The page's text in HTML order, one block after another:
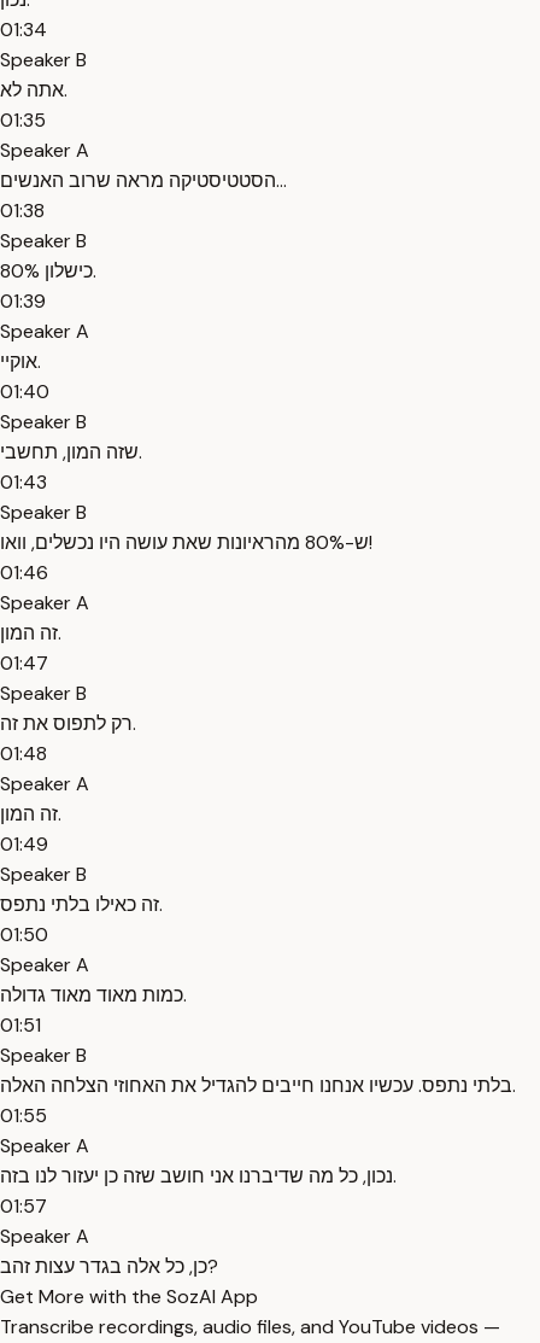
01:34
Speaker B
אתה לא.
01:35
Speaker A
הסטטיסטיקה מראה שרוב האנשים...
01:38
Speaker B
80% כישלון.
01:39
Speaker A
אוקיי.
01:40
Speaker B
שזה המון, תחשבי.
01:43
Speaker B
ש-80% מהראיונות שאת עושה היו נכשלים, וואו!
01:46
Speaker A
זה המון.
01:47
Speaker B
רק לתפוס את זה.
01:48
Speaker A
זה המון.
01:49
Speaker B
זה כאילו בלתי נתפס.
01:50
Speaker A
כמות מאוד מאוד גדולה.
01:51
Speaker B
בלתי נתפס. עכשיו אנחנו חייבים להגדיל את האחוזי הצלחה האלה.
01:55
Speaker A
נכון, כל מה שדיברנו אני חושב שזה כן יעזור לנו בזה.
01:57
Speaker A
כן, כל אלה בגדר עצות זהב?
Get More with the SozAI App
Transcribe recordings, audio files, and YouTube videos —